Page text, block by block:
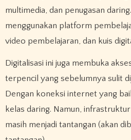
multimedia, dan penugasan
menggunakan platform
video pembelajaran, dan kuis
Digitalisasi ini juga membuka
terpencil yang sebelumnya sulit
Dengan koneksi internet yang
kelas daring. Namun,
masih menjadi tantangan (akan